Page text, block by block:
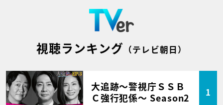
視聴ランキング （テレビ朝日）
大追跡～警視庁ＳＳＢ
Ｃ強行犯係～ Season2
1